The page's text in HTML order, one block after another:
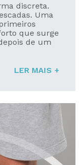
discreta.
Uma
que surge
de um
LER MAIS +